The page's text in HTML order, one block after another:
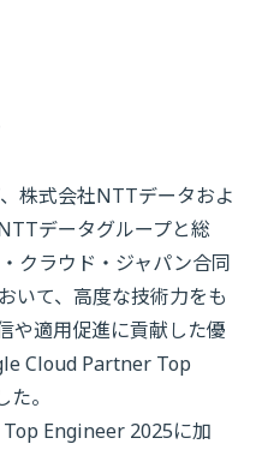
株式会社NTTデータおよ
データグループと総
クラウド・ジャパン合同
いて、高度な技術力をも
や適用促進に貢献した優
Cloud Partner Top
。
Engineer 2025に加